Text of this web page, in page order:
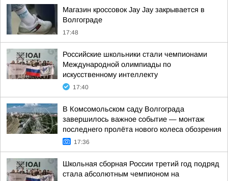
Магазин кроссовок Jay Jay закрывается в
Волгограде
17:48
Российские школьники стали чемпионами
Международной олимпиады по
искусственному интеллекту
17:40
В Комсомольском саду Волгограда
завершилось важное событие — монтаж
последнего пролёта нового колеса обозрения
17:36
Школьная сборная России третий год подряд
стала абсолютным чемпионом на